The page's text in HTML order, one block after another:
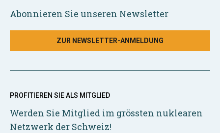
Abonnieren Sie unseren Newsletter
ZUR NEWSLETTER-ANMELDUNG
PROFITIEREN SIE ALS MITGLIED
Werden Sie Mitglied im grössten nuklearen
Netzwerk der Schweiz!